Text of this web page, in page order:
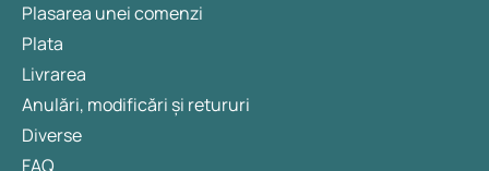
Plasarea unei comenzi
Plata
Livrarea
Anulări, modificări și retururi
Diverse
FAQ